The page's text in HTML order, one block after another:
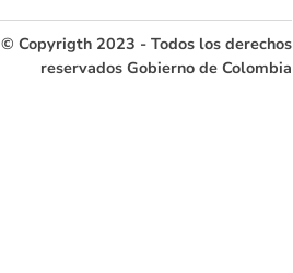
© Copyrigth 2023 - Todos los derechos
reservados Gobierno de Colombia